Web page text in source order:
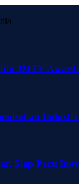
JMTV
Siap Pacu